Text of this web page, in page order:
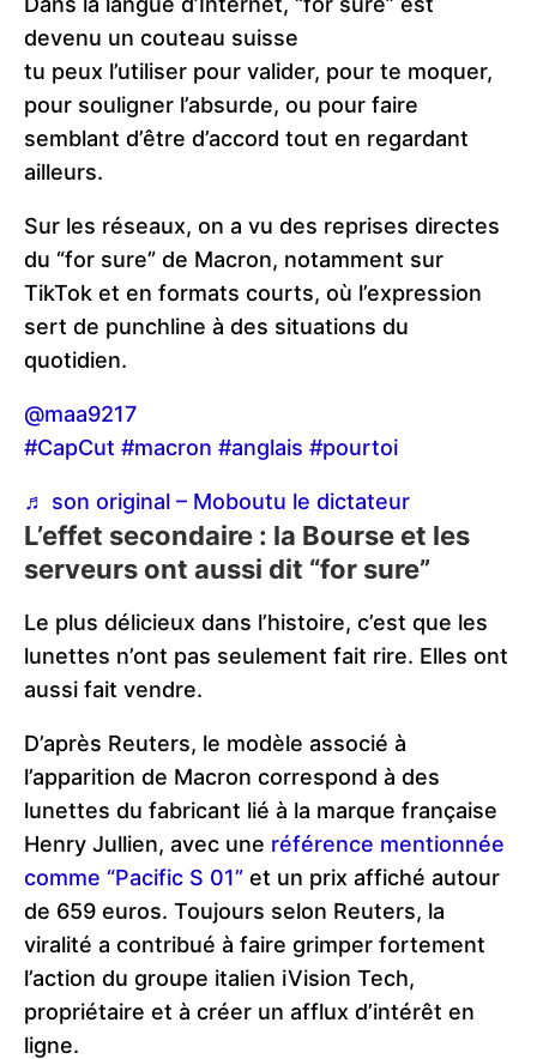
devenu un couteau suisse
tu peux l’utiliser pour valider, pour te moquer,
pour souligner l’absurde, ou pour faire
semblant d’être d’accord tout en regardant
ailleurs.
Sur les réseaux, on a vu des reprises directes
du “for sure” de Macron, notamment sur
TikTok et en formats courts, où l’expression
sert de punchline à des situations du
quotidien.
@maa9217
#CapCut #macron #anglais #pourtoi
♬ son original – Moboutu le dictateur
L’effet secondaire : la Bourse et les
serveurs ont aussi dit “for sure”
Le plus délicieux dans l’histoire, c’est que les
lunettes n’ont pas seulement fait rire. Elles ont
aussi fait vendre.
D’après Reuters, le modèle associé à
l’apparition de Macron correspond à des
lunettes du fabricant lié à la marque française
Henry Jullien, avec une référence mentionnée
comme “Pacific S 01” et un prix affiché autour
de 659 euros. Toujours selon Reuters, la
viralité a contribué à faire grimper fortement
l’action du groupe italien iVision Tech,
propriétaire et à créer un afflux d’intérêt en
ligne.